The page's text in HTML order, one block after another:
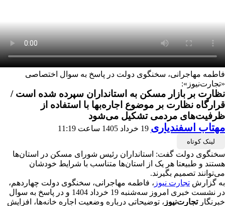
فاطمه مهاجرانی، سخنگوی دولت در پاسخ به سوال اختصاصی
«تجارت‌نیوز»:
نظارت بر بازار مسکن به استانداران سپرده شده است /
قرارگاه نظارت بر موضوع اجاره‌بها با استفاده از
ظرفیت‌های مردمی تشکیل می‌شود
مهتاب اسفندیاری 19 خرداد 1405 ساعت 11:19
لینک کوتاه
سخنگوی دولت گفت: استانداران رئیس شورای مسکن در استان‌ها
هستند و طبیعتا هر یک از استان‌ها متناسب با شرایط خودشان
می‌توانند تصمیم بگیرند.
به گزارش تجارت نیوز ، فاطمه مهاجرانی، سخنگوی دولت چهاردهم،
در نشست خبری امروز سه‌شنبه 19 خرداد 1404 و در پاسخ به سوال
خبرنگارتجارت‌نیوز ، توضیحاتی درباره وضعیت اجاره خانه‌ها، افزایش